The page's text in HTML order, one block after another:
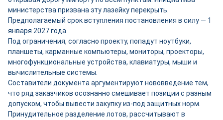
министерства призвана эту лазейку перекрыть.
Предполагаемый срок вступления постановления в силу — 1
января 2027 года.
Под ограничения, согласно проекту, попадут ноутбуки,
планшеты, карманные компьютеры, мониторы, проекторы,
многофункциональные устройства, клавиатуры, мыши и
вычислительные системы.
Составители документа аргументируют нововведение тем,
что ряд заказчиков осознанно смешивает позиции с разным
допуском, чтобы вывести закупку из-под защитных норм.
Принудительное разделение лотов, рассчитывают в